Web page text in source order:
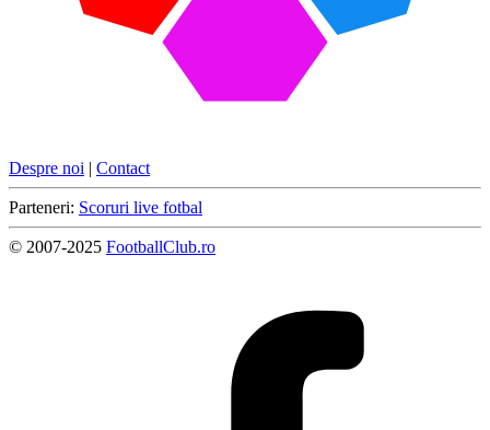
Despre noi | Contact
Parteneri: Scoruri live fotbal
© 2007-2025 FootballClub.ro